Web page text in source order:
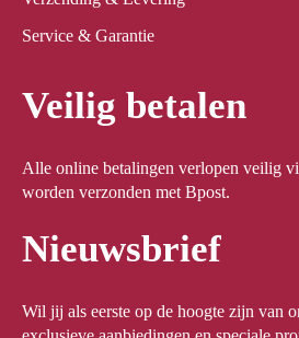
Service & Garantie
Veilig betalen
Alle online betalingen verlopen veilig
worden verzonden met Bpost.
Nieuwsbrief
Wil jij als eerste op de hoogte zijn van